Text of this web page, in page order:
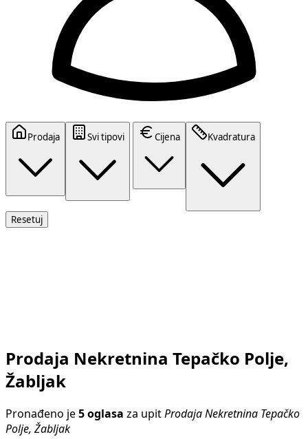
Prodaja Svi tipovi Cijena Kvadratura
Resetuj
Prodaja Nekretnina Tepačko Polje,
Žabljak
Pronađeno je 5 oglasa za upit Prodaja Nekretnina Tepačko
Polje, Žabljak